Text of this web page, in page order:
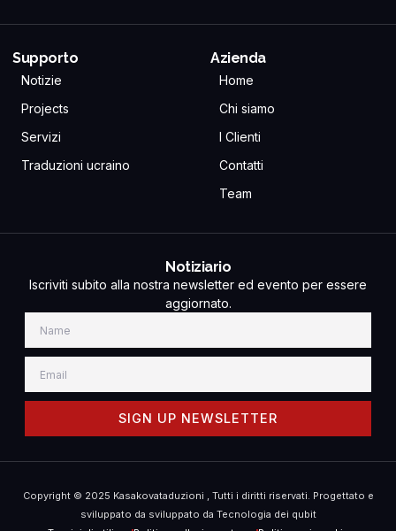
e
k
t
e
t
b
Supporto
Notizie
Projects
Servizi
Traduzioni ucraino
Azienda
Home
Chi siamo
I Clienti
Contatti
Team
Notiziario
Iscriviti subito alla nostra newsletter ed evento per essere
aggiornato.
SIGN UP NEWSLETTER
Copyright © 2025 Kasakovataduzioni , Tutti i diritti riservati. Progettato e
sviluppato da sviluppato da Tecnologia dei qubit